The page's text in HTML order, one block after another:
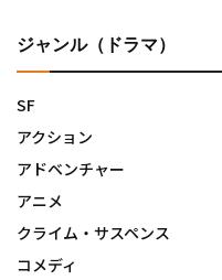
ジャンル（ドラマ）
SF
アクション
アドベンチャー
アニメ
クライム・サスペンス
コメディ